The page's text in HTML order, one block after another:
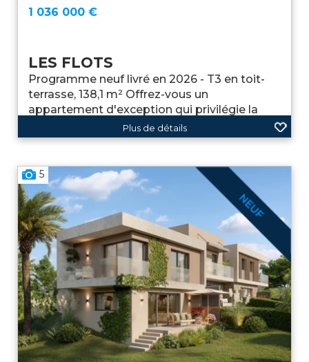
1 036 000 €
LES FLOTS
Programme neuf livré en 2026 - T3 en toit-
terrasse, 138,1 m² Offrez-vous un
appartement d'exception qui privilégie la
lumière et le confort. Situé dans une petite
résidence neuve signée Milaan ...
Plus de détails
5